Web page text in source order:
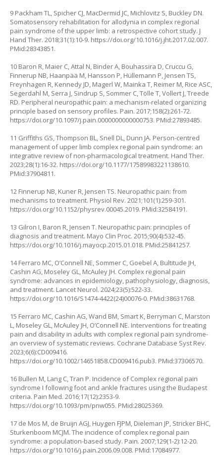
9 Packham TL, Spicher CJ, MacDermid JC, Michlovitz S, Buckley DN.
Somatosensory rehabilitation for allodynia in complex regional
pain syndrome of the upper limb: a retrospective cohort study. J
Hand Ther. 2018;31(1):10-9. https://doi.org/10.1016/j.jht.2017.02.007.
PMid:28343851.
10 Baron R, Maier C, Attal N, Binder A, Bouhassira D, Cruccu G,
Finnerup NB, Haanpää M, Hansson P, Hüllemann P, Jensen TS,
Freynhagen R, Kennedy JD, Magerl W, Mainka T, Reimer M, Rice ASC,
Segerdahl M, Serra J, Sindrup S, Sommer C, Tölle T, Vollert J, Treede
RD. Peripheral neuropathic pain: a mechanism-related organizing
principle based on sensory profiles. Pain. 2017;158(2):261-72.
https://doi.org/10.1097/j.pain.0000000000000753. PMid:27893485.
11 Griffiths GS, Thompson BL, Snell DL, Dunn JA. Person-centred
management of upper limb complex regional pain syndrome: an
integrative review of non-pharmacological treatment. Hand Ther.
2023;28(1):16-32. https://doi.org/10.1177/17589983221138610.
PMid:37904811.
12 Finnerup NB, Kuner R, Jensen TS. Neuropathic pain: from
mechanisms to treatment. Physiol Rev. 2021;101(1):259-301.
https://doi.org/10.1152/physrev.00045.2019. PMid:32584191.
13 Gilron I, Baron R, Jensen T. Neuropathic pain: principles of
diagnosis and treatment. Mayo Clin Proc. 2015;90(4):532-45.
https://doi.org/10.1016/j.mayocp.2015.01.018. PMid:25841257.
14 Ferraro MC, O’Connell NE, Sommer C, Goebel A, Bultitude JH,
Cashin AG, Moseley GL, McAuley JH. Complex regional pain
syndrome: advances in epidemiology, pathophysiology, diagnosis,
and treatment. Lancet Neurol. 2024;23(5):522-33.
https://doi.org/10.1016/S1474-4422(24)00076-0. PMid:38631768.
15 Ferraro MC, Cashin AG, Wand BM, Smart K, Berryman C, Marston
L, Moseley GL, McAuley JH, O’Connell NE. Interventions for treating
pain and disability in adults with complex regional pain syndrome-
an overview of systematic reviews. Cochrane Database Syst Rev.
2023;6(6):CD009416.
https://doi.org/10.1002/14651858.CD009416.pub3. PMid:37306570.
16 Bullen M, Lang C, Tran P. Incidence of Complex regional pain
syndrome I following foot and ankle fractures using the Budapest
criteria. Pain Med. 2016;17(12):2353-9.
https://doi.org/10.1093/pm/pnw055. PMid:28025369.
17 de Mos M, de Bruijn AGJ, Huygen FJPM, Dieleman JP, Stricker BHC,
Sturkenboom MCJM. The incidence of complex regional pain
syndrome: a population-based study. Pain. 2007;129(1-2):12-20.
https://doi.org/10.1016/j.pain.2006.09.008. PMid:17084977.